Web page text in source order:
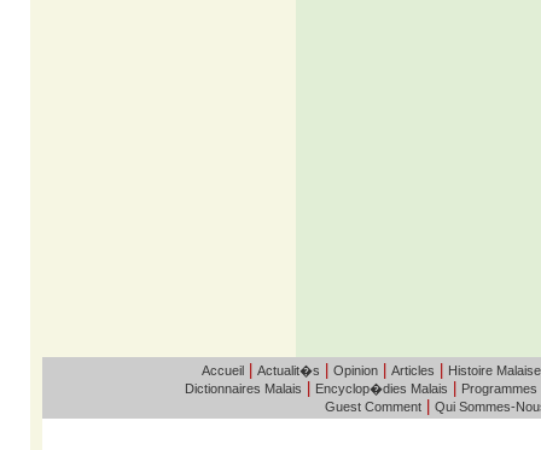
Accueil| Actualit�s Opinion| Articles Histoire Malaise
Dictionnaires Malais Encyclop�dies Malais Programmes
Guest Comment Qui Sommes-